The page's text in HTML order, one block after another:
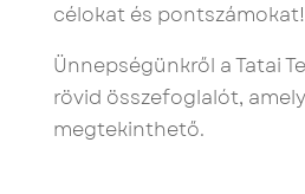
célokat és pontszámokat!
Ünnepségünkről a Tatai
rövid összefoglalót, amely
megtekinthető.